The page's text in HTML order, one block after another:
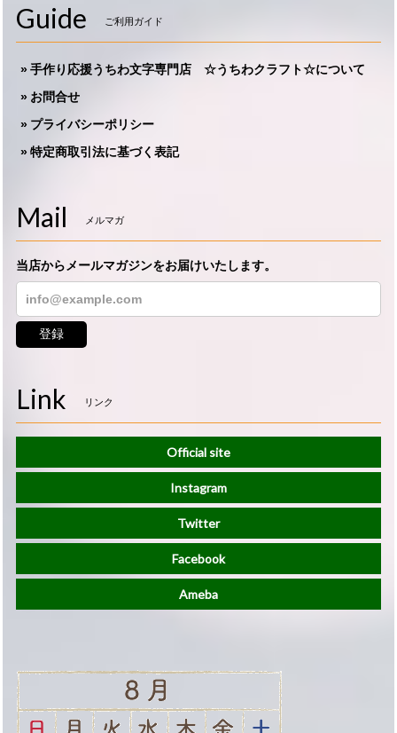
Guide ご利用ガイド
手作り応援うちわ文字専門店 ☆うちわクラフト☆について
お問合せ
プライバシーポリシー
特定商取引法に基づく表記
Mail メルマガ
当店からメールマガジンをお届けいたします。
登録
Link リンク
Official site
Instagram
Twitter
Facebook
Ameba